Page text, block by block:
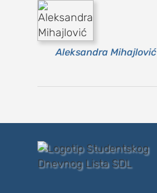
Aleksandra Mihajlović